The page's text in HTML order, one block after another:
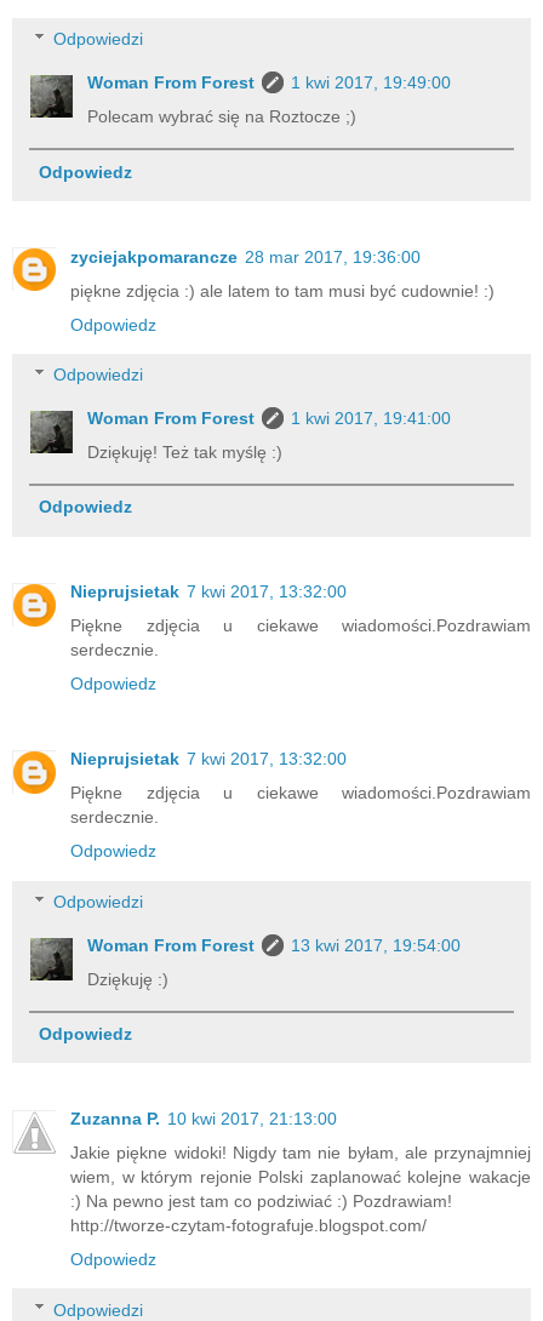
Odpowiedzi
Woman From Forest
1 kwi 2017, 19:49:00
Polecam wybrać się na Roztocze ;)
Odpowiedz
zyciejakpomarancze 28 mar 2017, 19:36:00
piękne zdjęcia :) ale latem to tam musi być cudownie! :)
Odpowiedz
Odpowiedzi
Woman From Forest
1 kwi 2017, 19:41:00
Dziękuję! Też tak myślę :)
Odpowiedz
Nieprujsietak 7 kwi 2017, 13:32:00
Piękne zdjęcia u ciekawe wiadomości.Pozdrawiam
serdecznie.
Odpowiedz
Nieprujsietak 7 kwi 2017, 13:32:00
Piękne zdjęcia u ciekawe wiadomości.Pozdrawiam
serdecznie.
Odpowiedz
Odpowiedzi
Woman From Forest
13 kwi 2017, 19:54:00
Dziękuję :)
Odpowiedz
Zuzanna P. 10 kwi 2017, 21:13:00
Jakie piękne widoki! Nigdy tam nie byłam, ale przynajmniej
wiem, w którym rejonie Polski zaplanować kolejne wakacje
:) Na pewno jest tam co podziwiać :) Pozdrawiam!
http://tworze-czytam-fotografuje.blogspot.com/
Odpowiedz
Odpowiedzi